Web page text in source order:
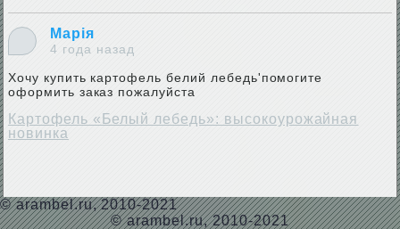
Марія
4 года назад
Хочу купить картофель белий лебедь'помогите
оформить заказ пожалуйста
Картофель «Белый лебедь»: высокоурожайная
новинка
© arambel.ru, 2010-2021
© arambel.ru, 2010-2021